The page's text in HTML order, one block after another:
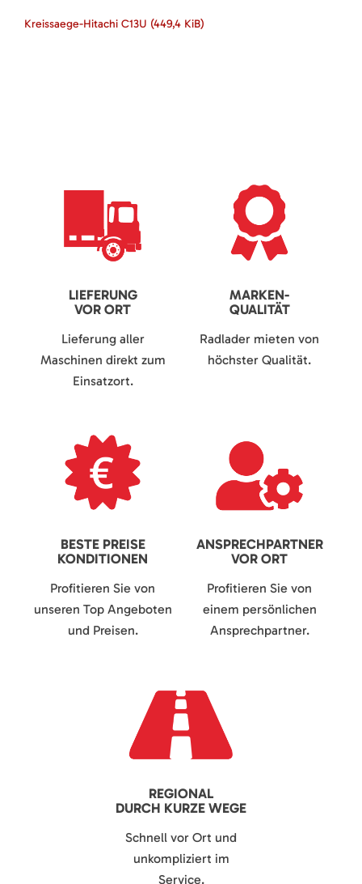
Kreissaege-Hitachi C13U (449,4 KiB)
LIEFERUNG
VOR ORT
Lieferung aller
Maschinen direkt zum
Einsatzort.
MARKEN-
QUALITÄT
Radlader mieten von
höchster Qualität.
BESTE PREISE
KONDITIONEN
Profitieren Sie von
unseren Top Angeboten
und Preisen.
ANSPRECHPARTNER
VOR ORT
Profitieren Sie von
einem persönlichen
Ansprechpartner.
REGIONAL
DURCH KURZE WEGE
Schnell vor Ort und
unkompliziert im
Service.